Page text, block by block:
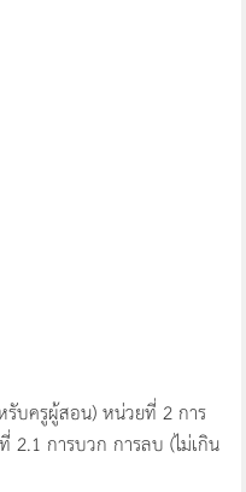
รับครูผู้สอน) หน่วยที่ 2 การ
2.1 การบวก การลบ (ไม่เกิน